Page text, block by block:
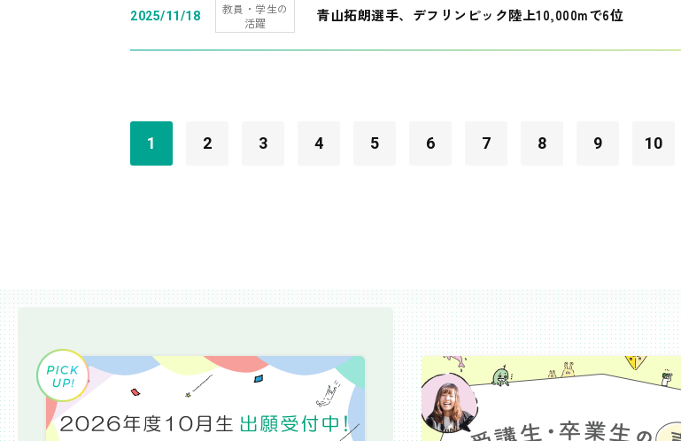
2025/11/18
教員・学生の
活躍
青山拓朗選手、デフリンピック陸上10,000mで6位
1 2 3 4 5 6 7 8 9 10